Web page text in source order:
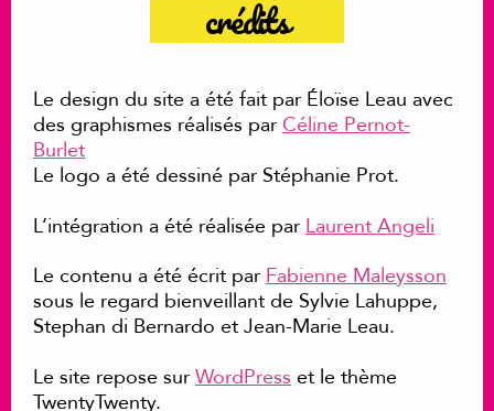
crédits
Le design du site a été fait par Éloïse Leau avec
des graphismes réalisés par Céline Pernot-
Burlet
Le logo a été dessiné par Stéphanie Prot.
L’intégration a été réalisée par Laurent Angeli
Le contenu a été écrit par Fabienne Maleysson
sous le regard bienveillant de Sylvie Lahuppe,
Stephan di Bernardo et Jean-Marie Leau.
Le site repose sur WordPress et le thème
TwentyTwenty.